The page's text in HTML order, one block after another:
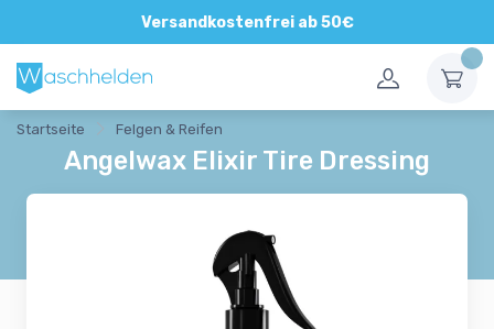
Versandkostenfrei ab 50€
Direkte und persönliche Beratung
Startseite Felgen & Reifen
Angelwax Elixir Tire Dressing